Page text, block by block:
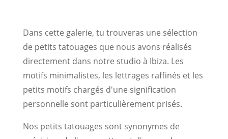
Dans cette galerie, tu trouveras une sélection
de petits tatouages que nous avons réalisés
directement dans notre studio à Ibiza. Les
motifs minimalistes, les lettrages raffinés et les
petits motifs chargés d'une signification
personnelle sont particulièrement prisés.
Nos petits tatouages sont synonymes de